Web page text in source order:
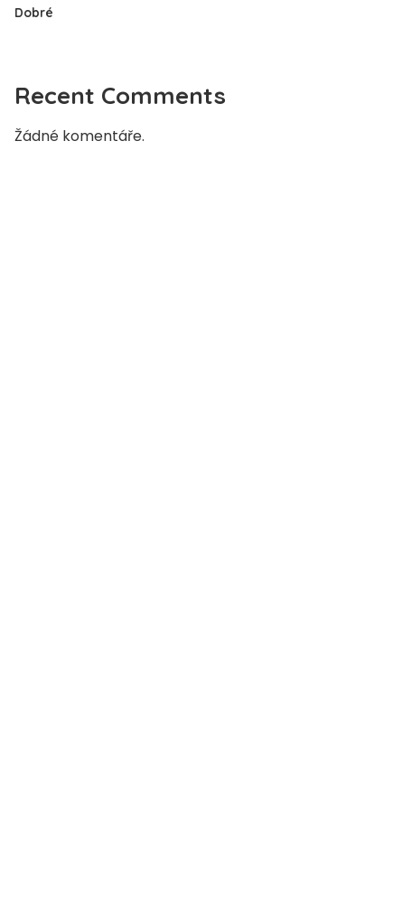
Dobré
Recent Comments
Žádné komentáře.